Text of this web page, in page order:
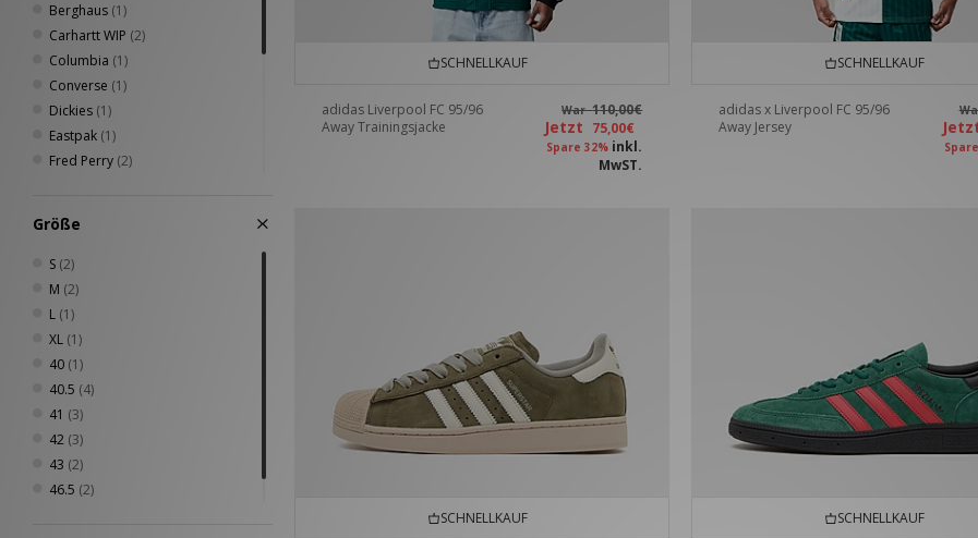
Berghaus (1)
Carhartt WIP (2)
Columbia (1)
Converse (1)
Dickies (1)
Eastpak (1)
Fred Perry (2)
Nike(8)
PUMA
Saucony
Sergio Tacchini
Timberland
Vans(1)
VISIT (1)
Größe
S (2)
M (2)
L (1)
XL (1)
40 (1)
40.5 (4)
41 (3)
42 (3)
43 (2)
46.5 (2)
SCHNELLKAUF
adidas Liverpool FC 95/96
Away Trainingsjacke
War110,00€
Jetzt 75,00€
Spare 32% inkl.
MwST.
SCHNELLKAUF
adidas x Liverpool FC 95/96
Away Jersey
SCHNELLKAUF SCHNELLKAUF